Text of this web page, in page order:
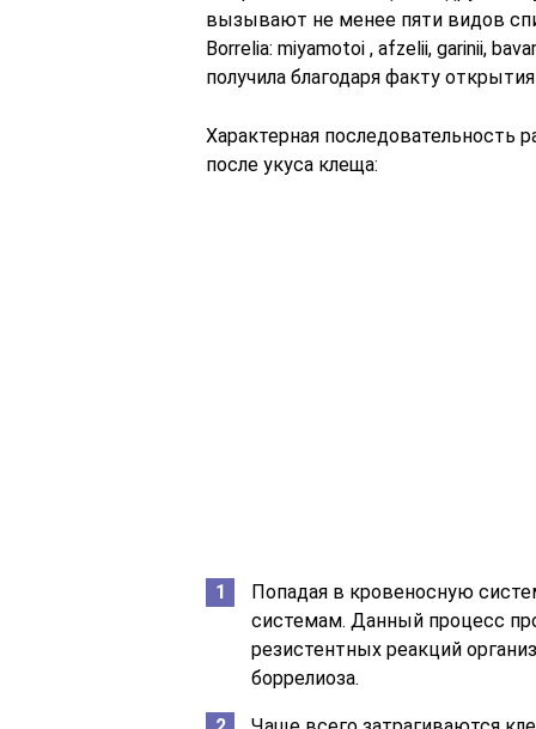
вызывают не менее пяти видов
Borrelia: miyamotoi , afzelii, garinii,
получила благодаря факту
Характерная последовательность
после укуса клеща:
Попадая в кровеносную
системам. Данный процесс
резистентных реакций
боррелиоза.